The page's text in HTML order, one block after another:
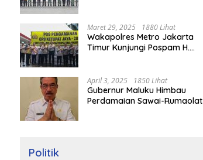
Maret 29, 2025 1880 Lihat
Wakapolres Metro Jakarta
Timur Kunjungi Pospam H.
April 3, 2025 1850 Lihat
Gubernur Maluku Himbau
Perdamaian Sawai-Rumaolat
Politik